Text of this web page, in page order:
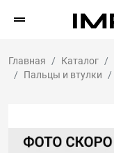
Главная Каталог
Пальцы и втулки